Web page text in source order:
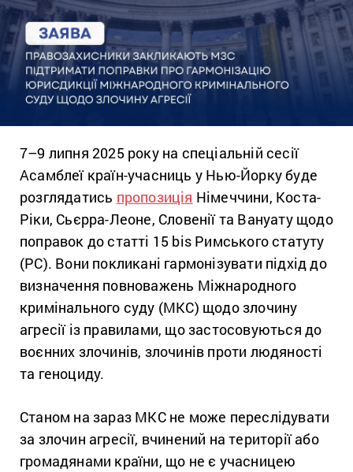
7–9 липня 2025 року на спеціальній сесії
Асамблеї країн-учасниць у Нью-Йорку буде
розглядатись пропозиція Німеччини, Коста-
Ріки, Сьєрра-Леоне, Словенії та Вануату щодо
поправок до статті 15 bis Римського статуту
(РС). Вони покликані гармонізувати підхід до
визначення повноважень Міжнародного
кримінального суду (МКС) щодо злочину
агресії із правилами, що застосовуються до
воєнних злочинів, злочинів проти людяності
та геноциду.
Станом на зараз МКС не може переслідувати
за злочин агресії, вчинений на території або
громадянами країни, що не є учасницею